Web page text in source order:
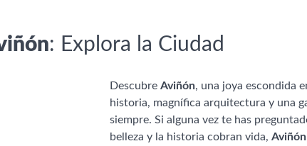
: Explora la Ciudad
Descubre Aviñón, una joya escondida
historia, magnífica arquitectura y una
siempre. Si alguna vez te has
belleza y la historia cobran vida, Aviñón